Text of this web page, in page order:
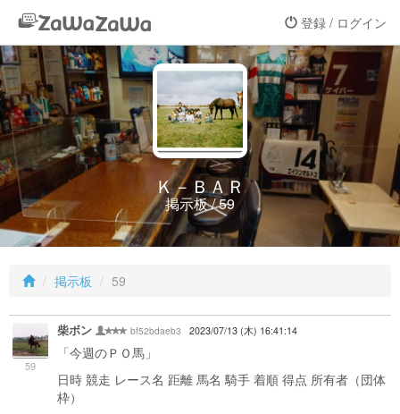
登録 / ログイン
Ｋ－ＢＡＲ
掲示板 / 59
掲示板 59
59
柴ボン bf52bdaeb3 2023/07/13 (木) 16:41:14
「今週のＰＯ馬」
日時 競走 レース名 距離 馬名 騎手 着順 得点 所有者（団体
枠）